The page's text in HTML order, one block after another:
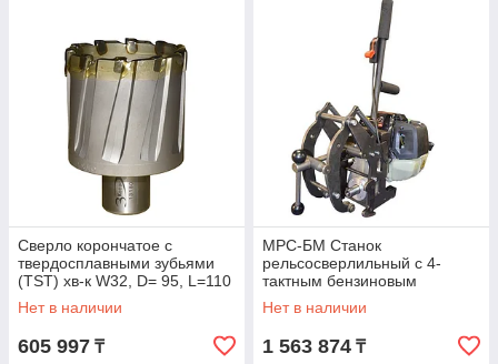
Сверло корончатое с
твердосплавными зубьями
(TST) хв-к W32, D= 95, L=110
Нет в наличии
605 997 ₸
МРС-БМ Станок
рельсосверлильный с 4-
тактным бензиновым
двигателем.
Нет в наличии
1 563 874 ₸